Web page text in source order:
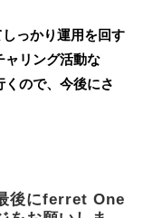
っかり運用を回す
ャリング活動な
ので、今後にさ
後にferret One